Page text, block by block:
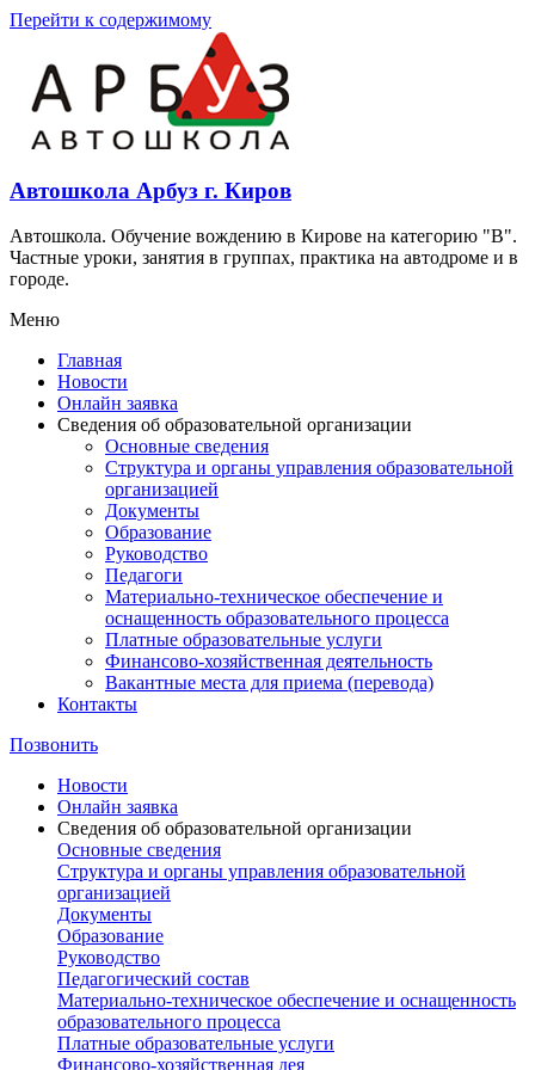
Перейти к содержимому
Автошкола Арбуз г. Киров
Автошкола. Обучение вождению в Кирове на категорию "В".
Частные уроки, занятия в группах, практика на автодроме и в
городе.
Меню
Главная
Новости
Онлайн заявка
Сведения об образовательной организации
Основные сведения
Структура и органы управления образовательной
организацией
Документы
Образование
Руководство
Педагоги
Материально-техническое обеспечение и
оснащенность образовательного процесса
Платные образовательные услуги
Финансово-хозяйственная деятельность
Вакантные места для приема (перевода)
Контакты
Позвонить
Новости
Онлайн заявка
Сведения об образовательной организации
Основные сведения
Структура и органы управления образовательной
организацией
Документы
Образование
Руководство
Педагогический состав
Материально-техническое обеспечение и оснащенность
образовательного процесса
Платные образовательные услуги
Финансово-хозяйственная дея